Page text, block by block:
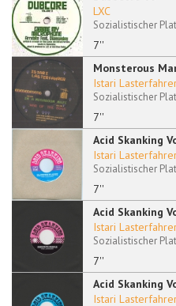
7''
LXC
Sozialistischer
Monsterous
7''
Istari
Sozialistischer
Acid Skanking
7''
Istari
Sozialistischer
Acid Skanking
7''
Istari
Sozialistischer
Acid Skanking
Istari